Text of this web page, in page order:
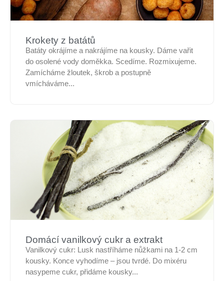
Krokety z batátů
Batáty okrájíme a nakrájíme na kousky. Dáme vařit
do osolené vody doměkka. Scedíme. Rozmixujeme.
Zamícháme žloutek, škrob a postupně
vmícháváme...
Domácí vanilkový cukr a extrakt
Vanilkový cukr: Lusk nastříháme nůžkami na 1-2 cm
kousky. Konce vyhodíme – jsou tvrdé. Do mixéru
nasypeme cukr, přidáme kousky...